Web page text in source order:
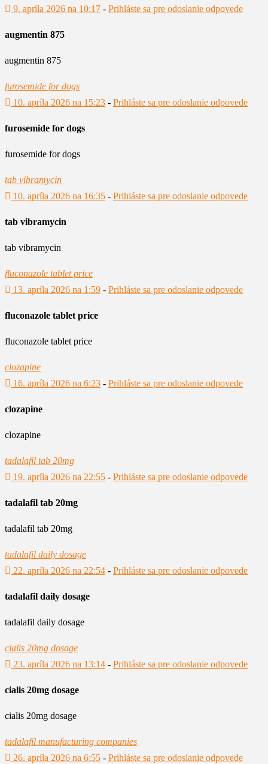
9. apríla 2026 na 10:17 - Prihláste sa pre odoslanie odpovede
augmentin 875
augmentin 875
furosemide for dogs
10. apríla 2026 na 15:23 - Prihláste sa pre odoslanie odpovede
furosemide for dogs
furosemide for dogs
tab vibramycin
10. apríla 2026 na 16:35 - Prihláste sa pre odoslanie odpovede
tab vibramycin
tab vibramycin
fluconazole tablet price
13. apríla 2026 na 1:59 - Prihláste sa pre odoslanie odpovede
fluconazole tablet price
fluconazole tablet price
clozapine
16. apríla 2026 na 6:23 - Prihláste sa pre odoslanie odpovede
clozapine
clozapine
tadalafil tab 20mg
19. apríla 2026 na 22:55 - Prihláste sa pre odoslanie odpovede
tadalafil tab 20mg
tadalafil tab 20mg
tadalafil daily dosage
22. apríla 2026 na 22:54 - Prihláste sa pre odoslanie odpovede
tadalafil daily dosage
tadalafil daily dosage
cialis 20mg dosage
23. apríla 2026 na 13:14 - Prihláste sa pre odoslanie odpovede
cialis 20mg dosage
cialis 20mg dosage
tadalafil manufacturing companies
26. apríla 2026 na 6:55 - Prihláste sa pre odoslanie odpovede